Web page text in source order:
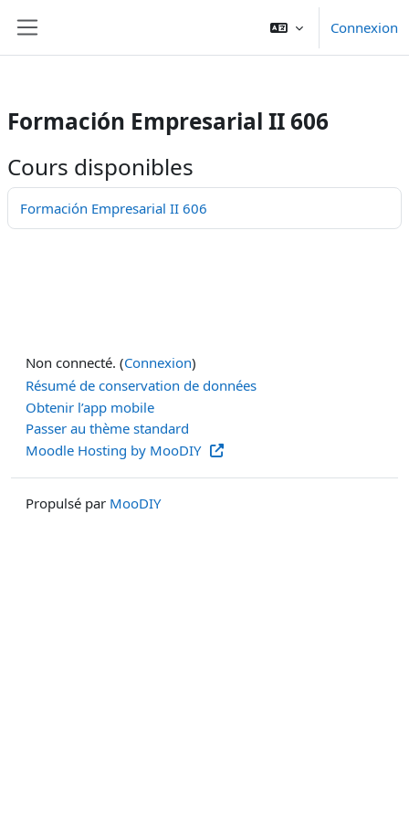
Passer au contenu principal
Connexion
Formación Empresarial II 606
Cours disponibles
Formación Empresarial II 606
Non connecté. (Connexion)
Résumé de conservation de données
Obtenir l’app mobile
Passer au thème standard
Moodle Hosting by MooDIY
Propulsé par MooDIY